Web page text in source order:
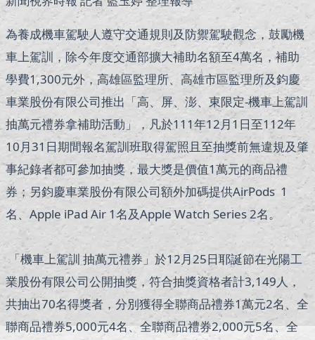
為養成機車駕駛人遵守交通規則及防禦駕駛觀念，鼓勵機
車上駕訓，除今年度交通部擴大補助名額至4萬名，補助
學費1,300元外，高雄區監理所、高雄市區監理所及鈞慶
車業股份有限公司推出「高、屏、澎、東限定-機車上駕訓
抽萬元禮券拿補助活動」，凡於111年12月1日至112年
10月31日期間報名駕訓班取得駕照且至抽獎前無違規及肇
事紀錄者都可參加抽獎，最大獎是價值1萬元的商品禮
券；另鈞慶車業股份有限公司額外加碼提供AirPods 1
名、Apple iPad Air 1名及Apple Watch Series 2名。
「機車上駕訓 抽萬元禮券」於12月25日耶誕節在光陽工
業股份有限公司公開抽獎，符合抽獎資格者計3,149人，
共抽出70名得獎者，分別獲得全聯商品禮券1萬元2名、全
聯商品禮券5,000元4名、全聯商品禮券2,000元5名、全